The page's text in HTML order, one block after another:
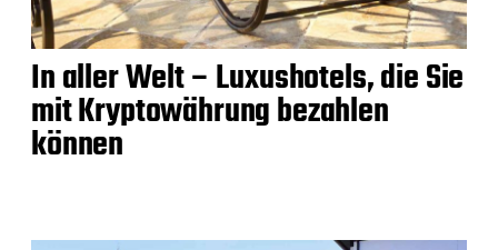
In aller Welt – Luxushotels, die Sie
mit Kryptowährung bezahlen
können